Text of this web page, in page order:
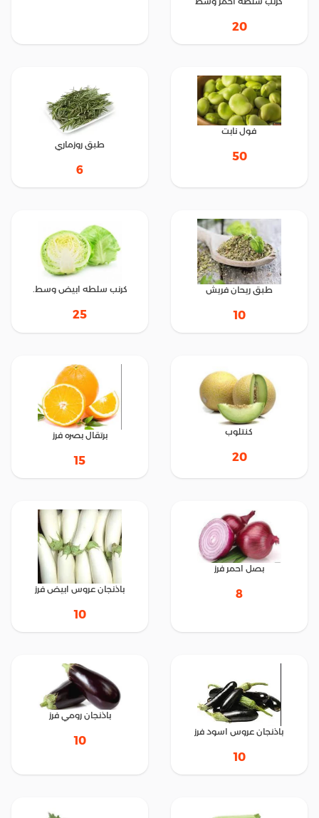
20
فول نابت
50
طبق روزماري
6
طبق ريحان فريش
10
كرنب سلطه ابيض وسط.
25
كنتلوب
20
برتقال بصره فرز
15
بصل احمر فرز
8 باذنجان عروس ابيض فرز
10
باذنجان عروس اسود فرز
10
باذنجان رومي فرز
10